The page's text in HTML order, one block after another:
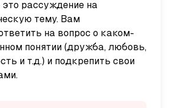
рассуждение на
тему. Вам
на вопрос о каком-
понятии (дружба, любовь,
и т.д.) и подкрепить свои